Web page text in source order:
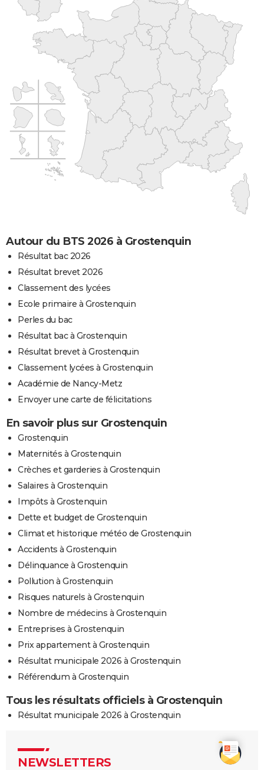
Autour du BTS 2026 à Grostenquin
Résultat bac 2026
Résultat brevet 2026
Classement des lycées
Ecole primaire à Grostenquin
Perles du bac
Résultat bac à Grostenquin
Résultat brevet à Grostenquin
Classement lycées à Grostenquin
Académie de Nancy-Metz
Envoyer une carte de félicitations
En savoir plus sur Grostenquin
Grostenquin
Maternités à Grostenquin
Crèches et garderies à Grostenquin
Salaires à Grostenquin
Impôts à Grostenquin
Dette et budget de Grostenquin
Climat et historique météo de Grostenquin
Accidents à Grostenquin
Délinquance à Grostenquin
Pollution à Grostenquin
Risques naturels à Grostenquin
Nombre de médecins à Grostenquin
Entreprises à Grostenquin
Prix appartement à Grostenquin
Résultat municipale 2026 à Grostenquin
Référendum à Grostenquin
Tous les résultats officiels à Grostenquin
Résultat municipale 2026 à Grostenquin
NEWSLETTERS